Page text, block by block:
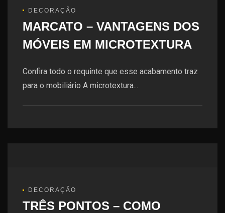
DECORAÇÃO
MARCATO – VANTAGENS DOS
MÓVEIS EM MICROTEXTURA
Confira todo o requinte que esse acabamento traz
para o mobiliário A microtextura...
DECORAÇÃO
TRÊS PONTOS – COMO